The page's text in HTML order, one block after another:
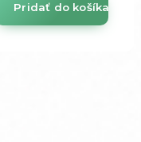
Pridať do košíka